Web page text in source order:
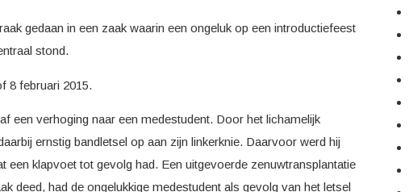
gedaan in een zaak waarin een ongeluk op een introductiefeest
stond.
8 februari 2015.
een verhoging naar een medestudent. Door het lichamelijk
ernstig bandletsel op aan zijn linkerknie. Daarvoor werd hij
een klapvoet tot gevolg had. Een uitgevoerde zenuwtransplantatie
deed, had de ongelukkige medestudent als gevolg van het letsel